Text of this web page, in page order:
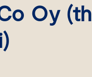
Oy